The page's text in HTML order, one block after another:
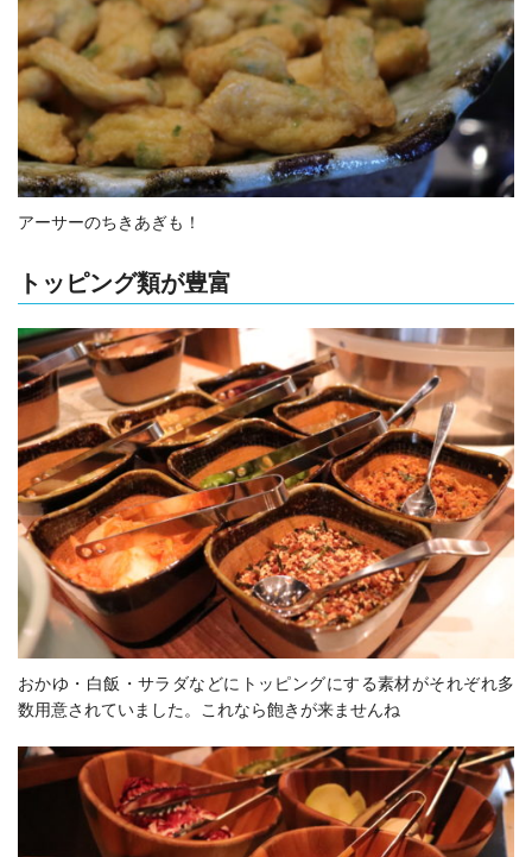
アーサーのちきあぎも！
トッピング類が豊富
おかゆ・白飯・サラダなどにトッピングにする素材がそれぞれ多
数用意されていました。これなら飽きが来ませんね